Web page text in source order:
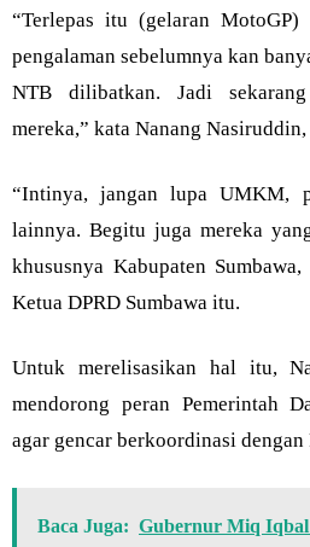
“Terlepas itu (gelaran
pengalaman sebelumnya kan
NTB dilibatkan. Jadi
mereka,” kata Nanang
“Intinya, jangan lupa UMKM,
lainnya. Begitu juga mereka
khususnya Kabupaten
Ketua DPRD Sumbawa itu.
Untuk merelisasikan hal itu,
mendorong peran Pemerintah
agar gencar berkoordinasi dengan
Baca Juga: Gubernur Miq Iqbal